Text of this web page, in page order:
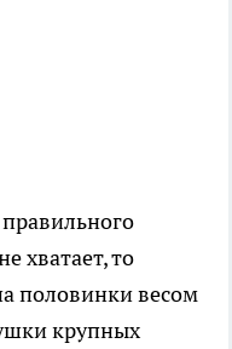
хватает, то
половинки весом
крупных